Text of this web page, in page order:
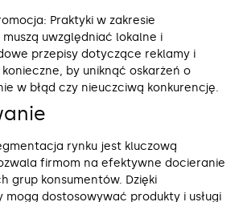
Praktyki w zakresie
uwzględniać lokalne i
przepisy dotyczące reklamy i
by uniknąć oskarżeń o
w błąd czy nieuczciwą konkurencję.
rynku jest kluczową
firmom na efektywne docieranie
grup konsumentów. Dzięki
mogą dostosowywać produkty i usługi